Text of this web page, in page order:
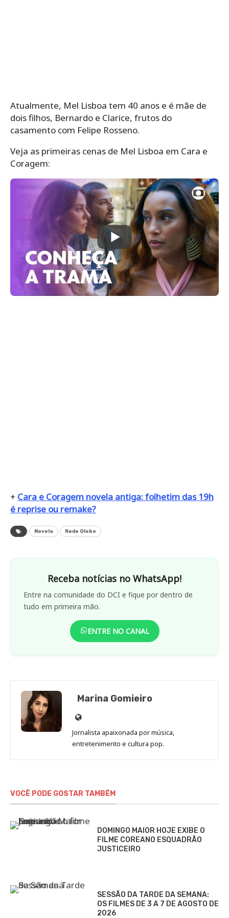
Atualmente, Mel Lisboa tem 40 anos e é mãe de
dois filhos, Bernardo e Clarice, frutos do
casamento com Felipe Rosseno.
Veja as primeiras cenas de Mel Lisboa em Cara e
Coragem:
+ Cara e Coragem novela antiga: folhetim das 19h
é reprise ou remake?
Novela Rede Globo
Receba notícias no WhatsApp!
Entre na comunidade do DCI e fique por dentro de
tudo em primeira mão.
ENTRE NO CANAL
Marina Gomieiro
Site
de
Marina
Jornalista apaixonada por música,
entretenimento e cultura pop.
VOCÊ PODE GOSTAR TAMBÉM
DOMINGO MAIOR HOJE EXIBE O
FILME COREANO ESQUADRÃO
JUSTICEIRO
SESSÃO DA TARDE DA SEMANA:
OS FILMES DE 3 A 7 DE AGOSTO DE
2026